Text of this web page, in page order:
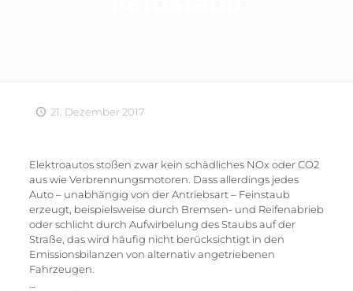
21. Dezember 2017
Elektroautos stoßen zwar kein schädliches NOx oder CO2
aus wie Verbrennungsmotoren. Dass allerdings jedes
Auto – unabhängig von der Antriebsart – Feinstaub
erzeugt, beispielsweise durch Bremsen- und Reifenabrieb
oder schlicht durch Aufwirbelung des Staubs auf der
Straße, das wird häufig nicht berücksichtigt in den
Emissionsbilanzen von alternativ angetriebenen
Fahrzeugen.